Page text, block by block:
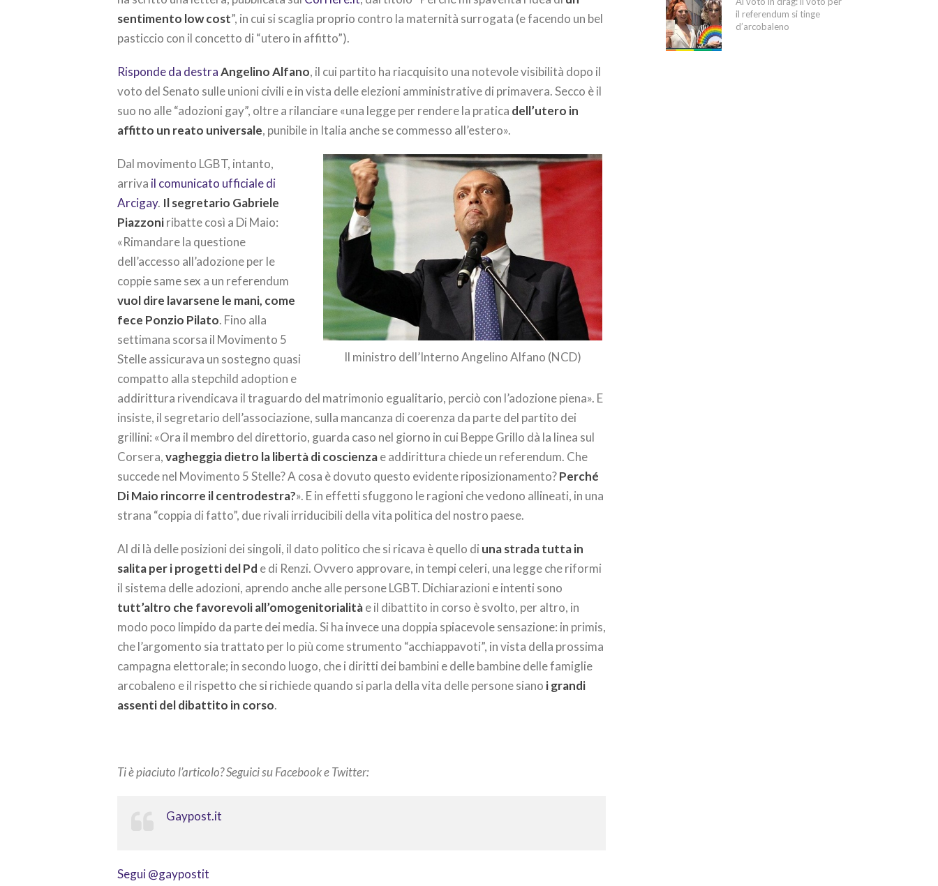
sentimento low cost”, in cui si scaglia proprio contro la maternità surrogata (e facendo un bel
pasticcio con il concetto di “utero in affitto”).
Risponde da destraAngelino Alfano, il cui partito ha riacquisito una notevole visibilità dopo il
voto del Senato sulle unioni civili e in vista delle elezioni amministrative di primavera. Secco è il
suo no alle “adozioni gay”, oltre a rilanciare «una legge per rendere la pratica dell’utero in
affitto un reato universale, punibile in Italia anche se commesso all’estero».
Il ministro dell’Interno Angelino Alfano (NCD)
Dal movimento LGBT, intanto,
arriva il comunicato ufficiale di
Arcigay. Il segretario Gabriele
Piazzoniribatte così a Di Maio:
«Rimandare la questione
dell’accesso all’adozione per le
coppie same sex a un referendum
vuol dire lavarsene le mani, come
fece Ponzio Pilato. Fino alla
settimana scorsa il Movimento 5
Stelle assicurava un sostegno quasi
compatto alla stepchild adoption e
addirittura rivendicava il traguardo del matrimonio egualitario, perciò con l’adozione piena». E
insiste, il segretario dell’associazione, sulla mancanza di coerenza da parte del partito dei
grillini: «Ora il membro del direttorio, guarda caso nel giorno in cui Beppe Grillo dà la linea sul
Corsera,vagheggia dietro la libertà di coscienzae addirittura chiede un referendum. Che
succede nel Movimento 5 Stelle? A cosa è dovuto questo evidente riposizionamento?Perché
Di Maio rincorre il centrodestra?». E in effetti sfuggono le ragioni che vedono allineati, in una
strana “coppia di fatto”, due rivali irriducibili della vita politica del nostro paese.
Al di là delle posizioni dei singoli, il dato politico che si ricava è quello di una strada tutta in
salita per i progetti del Pd e di Renzi. Ovvero approvare, in tempi celeri, una legge che riformi
il sistema delle adozioni, aprendo anche alle persone LGBT. Dichiarazioni e intenti sono
tutt’altro che favorevoli all’omogenitorialitàe il dibattito in corso è svolto, per altro, in
modo poco limpido da parte dei media. Si ha invece una doppia spiacevole sensazione: in primis,
che l’argomento sia trattato per lo più come strumento “acchiappavoti”, in vista della prossima
campagna elettorale; in secondo luogo, che i diritti dei bambini e delle bambine delle famiglie
arcobaleno e il rispetto che si richiede quando si parla della vita delle persone siano i grandi
assenti del dibattito in corso.
Ti è piaciuto l’articolo? Seguici su Facebook e Twitter:
Gaypost.it
Segui @gaypostit
il referendum si tinge
d’arcobaleno